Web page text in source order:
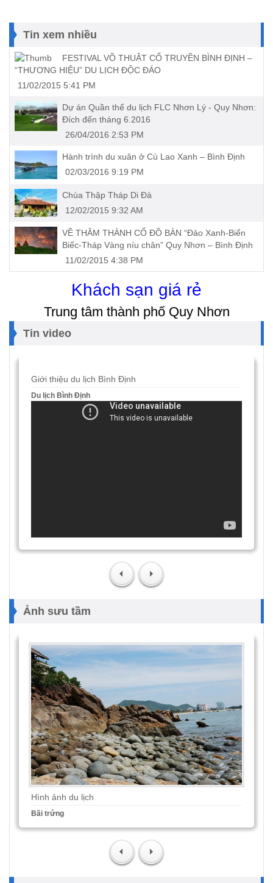
Tin xem nhiều
FESTIVAL VÕ THUẬT CỔ TRUYỀN BÌNH ĐỊNH –
“THƯƠNG HIỆU” DU LỊCH ĐỘC ĐÁO
11/02/2015 5:41 PM
Dự án Quần thể du lịch FLC Nhơn Lý - Quy Nhơn:
Ðích đến tháng 6.2016
26/04/2016 2:53 PM
Hành trình du xuân ở Cù Lao Xanh – Bình Định
02/03/2016 9:19 PM
Chùa Thập Tháp Di Ðà
12/02/2015 9:32 AM
VỀ THĂM THÀNH CỔ ĐỒ BÀN “Đảo Xanh-Biển
Biếc-Tháp Vàng níu chân” Quy Nhơn – Bình Định
11/02/2015 4:38 PM
Khách sạn giá rẻ
Trung tâm thành phố Quy Nhơn
Tin video
Giới thiệu du lịch Bình Định
Du lịch Bình Định
Ảnh sưu tầm
Hình ảnh du lịch
Bãi trứng